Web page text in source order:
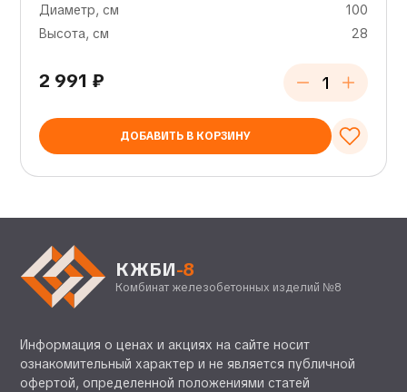
Диаметр, см
100
Высота, см
28
2 991 ₽
ДОБАВИТЬ В КОРЗИНУ
КЖБИ-8
Комбинат железобетонных изделий №8
Информация о ценах и акциях на сайте носит
ознакомительный характер и не является публичной
офертой, определенной положениями статей